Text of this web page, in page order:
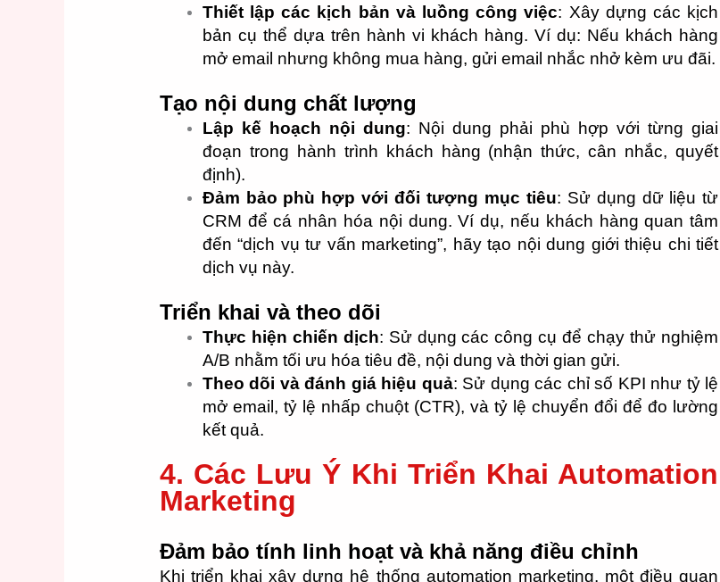
Thiết lập các kịch bản và luồng công việc: Xây dựng các kịch
bản cụ thể dựa trên hành vi khách hàng. Ví dụ: Nếu khách hàng
mở email nhưng không mua hàng, gửi email nhắc nhở kèm ưu đãi.
Tạo nội dung chất lượng
Lập kế hoạch nội dung: Nội dung phải phù hợp với từng giai
đoạn trong hành trình khách hàng (nhận thức, cân nhắc, quyết
định).
Đảm bảo phù hợp với đối tượng mục tiêu: Sử dụng dữ liệu từ
CRM để cá nhân hóa nội dung. Ví dụ, nếu khách hàng quan tâm
đến “dịch vụ tư vấn marketing”, hãy tạo nội dung giới thiệu chi tiết
dịch vụ này.
Triển khai và theo dõi
Thực hiện chiến dịch: Sử dụng các công cụ để chạy thử nghiệm
A/B nhằm tối ưu hóa tiêu đề, nội dung và thời gian gửi.
Theo dõi và đánh giá hiệu quả: Sử dụng các chỉ số KPI như tỷ lệ
mở email, tỷ lệ nhấp chuột (CTR), và tỷ lệ chuyển đổi để đo lường
kết quả.
4. Các Lưu Ý Khi Triển Khai Automation
Marketing
Đảm bảo tính linh hoạt và khả năng điều chỉnh
Khi triển khai xây dựng hệ thống automation marketing, một điều quan